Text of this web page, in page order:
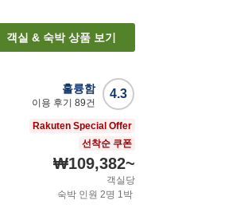
객실 & 숙박 상품 보기
4.3
훌륭함
이용 후기 89건
Rakuten Special Offer
선착순 쿠폰
₩109,382~
객실당
숙박 인원 2명 1박